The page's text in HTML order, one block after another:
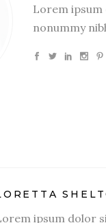
Lorem
nonummy
ipsum dolor